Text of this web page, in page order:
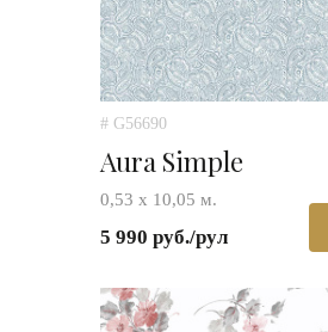
# G56690
Aura Simple
0,53 х 10,05 м.
5 990 руб./рул